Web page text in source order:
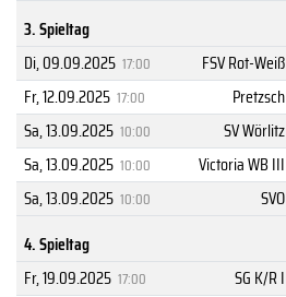
3. Spieltag
Di, 09.09.2025 17:00 FSV Rot-Weiß
Fr, 12.09.2025 17:00 Pretzsch
Sa, 13.09.2025 10:00 SV Wörlitz
Sa, 13.09.2025 10:00 Victoria WB III
Sa, 13.09.2025 10:00 SVO
4. Spieltag
Fr, 19.09.2025 17:00 SG K/R I